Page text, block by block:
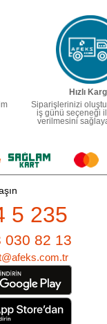
Hızlı
Siparişlerinizi
iş günü seçeneği
verilmesini
5 235
030 82 13